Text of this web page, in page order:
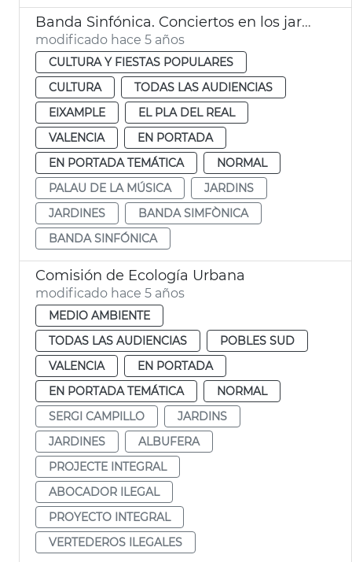
Banda Sinfónica. Conciertos en los jardines del Palau
modificado hace 5 años
CULTURA Y FIESTAS POPULARES
CULTURA
TODAS LAS AUDIENCIAS
EIXAMPLE
EL PLA DEL REAL
VALENCIA
EN PORTADA
EN PORTADA TEMÁTICA
NORMAL
PALAU DE LA MÚSICA
JARDINS
JARDINES
BANDA SIMFÒNICA
BANDA SINFÓNICA
Comisión de Ecología Urbana
modificado hace 5 años
MEDIO AMBIENTE
TODAS LAS AUDIENCIAS
POBLES SUD
VALENCIA
EN PORTADA
EN PORTADA TEMÁTICA
NORMAL
SERGI CAMPILLO
JARDINS
JARDINES
ALBUFERA
PROJECTE INTEGRAL
ABOCADOR ILEGAL
PROYECTO INTEGRAL
VERTEDEROS ILEGALES